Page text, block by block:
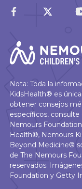
Nota: Toda la
KidsHealth® es
obtener consejos
específicos, consulte
Nemours
Health®, Nemours
Beyond Medicine®
de The Nemours
reservados.
Foundation y Getty